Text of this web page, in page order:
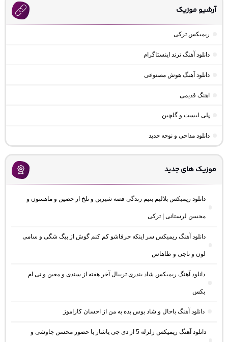
آرشیو موزیک
ریمیکس ترکی
دانلود آهنگ ترند اینستاگرام
دانلود آهنگ هوش مصنوعی
اهنگ قدیمی
پلی لیست و گلچین
دانلود مداحی و نوحه جدید
موزیک های جدید
دانلود ریمیکس بلالیم بنیم زندگی قصه شیرین و تلخ از حصین و ماهسون و
محسن لرستانی | ترکی
دانلود آهنگ ریمیکس سر اینکه حرفاشو کم کنم گوش از بیگ شگی و سامی
لون و ناجی و طاهاس
دانلود آهنگ ریمیکس شاد بندری تریبال آخر هفته از سندی و معین و تی ام
بکس
دانلود آهنگ باحال و شاد بوس بده به من از احسان کاراموز
دانلود آهنگ ریمیکس زلزله 5 از دی جی یاشار با حضور محسن چاوشی و